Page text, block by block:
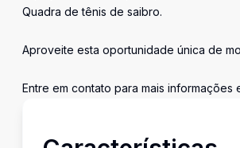
Quadra de tênis de saibro.
Aproveite esta oportunidade única de
Entre em contato para mais informações